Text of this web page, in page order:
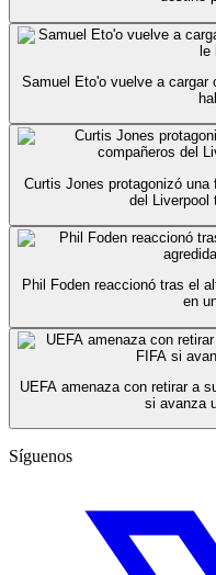
Samuel Eto'o vuelve a cargar
Curtis Jones protagonizó
del Liverpool
Phil Foden reaccionó tras el
en
UEFA amenaza con retirar a
si avanza
Síguenos